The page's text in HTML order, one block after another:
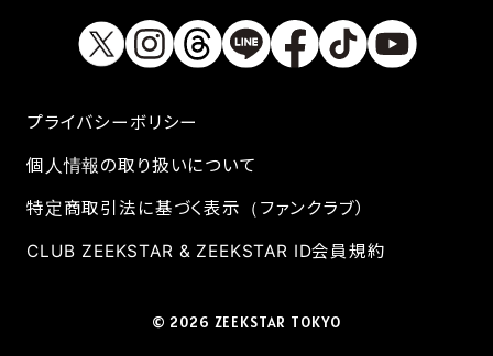
プライバシーボリシー
個人情報の取り扱いについて
特定商取引法に基づく表示（ファンクラブ）
CLUB ZEEKSTAR & ZEEKSTAR ID会員規約
© 2026 ZEEKSTAR TOKYO